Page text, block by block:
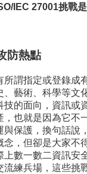
IEC 27001挑戰
防熱點
謂指定或登錄成
、藝術、科學等文
技的面向，資訊或
，也就是因為它不
與保護，換句話說
，但卻是大家不
數一數二資訊安
流練兵場，這些挑